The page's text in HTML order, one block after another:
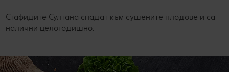
Стафидите Султана спадат към сушените плодове и са
налични целогодишно.